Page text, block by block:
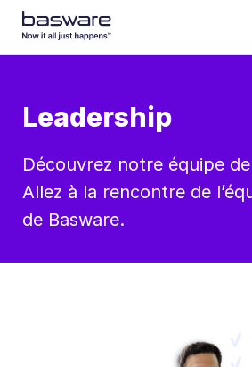
Leadership
Découvrez notre équipe
Allez à la rencontre de
de Basware.